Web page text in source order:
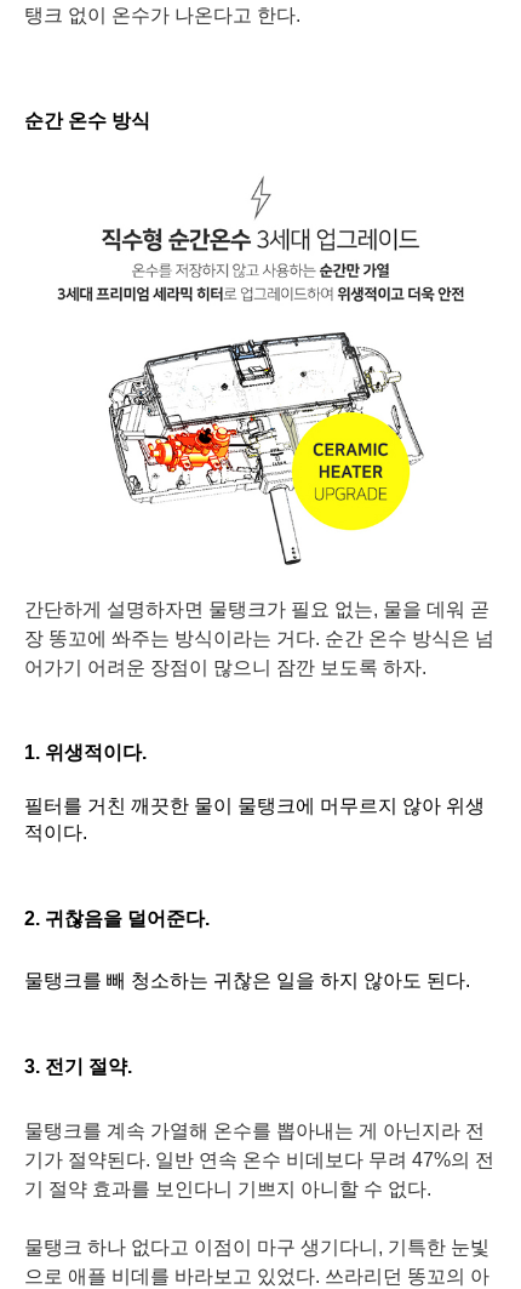
탱크 없이 온수가 나온다고 한다.
순간 온수 방식
간단하게 설명하자면 물탱크가 필요 없는, 물을 데워 곧
장 똥꼬에 쏴주는 방식이라는 거다. 순간 온수 방식은 넘
어가기 어려운 장점이 많으니 잠깐 보도록 하자.
1. 위생적이다.
필터를 거친 깨끗한 물이 물탱크에 머무르지 않아 위생
적이다.
2. 귀찮음을 덜어준다.
물탱크를 빼 청소하는 귀찮은 일을 하지 않아도 된다.
3. 전기 절약.
물탱크를 계속 가열해 온수를 뽑아내는 게 아닌지라 전
기가 절약된다. 일반 연속 온수 비데보다 무려 47%의 전
기 절약 효과를 보인다니 기쁘지 아니할 수 없다.
물탱크 하나 없다고 이점이 마구 생기다니, 기특한 눈빛
으로 애플 비데를 바라보고 있었다. 쓰라리던 똥꼬의 아